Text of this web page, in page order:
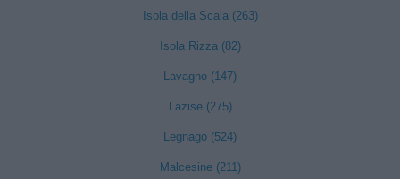
Isola della Scala (263)
Isola Rizza (82)
Lavagno (147)
Lazise (275)
Legnago (524)
Malcesine (211)